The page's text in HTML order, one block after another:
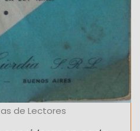
de Lectores